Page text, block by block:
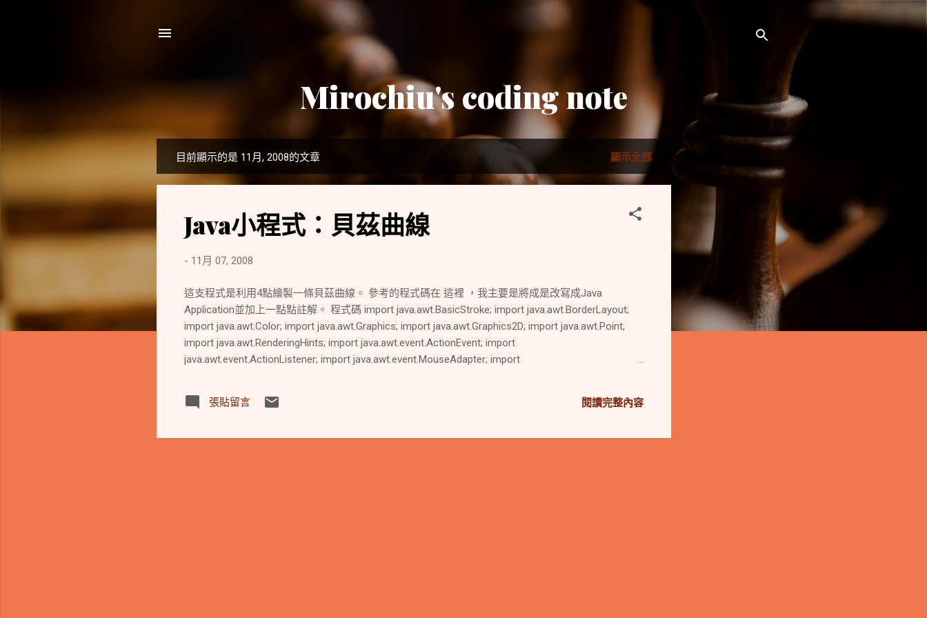
Mirochiu's coding note
表
目前顯示的是 11月, 2008的文章 顯示全部
Java小程式：貝茲曲線
- 11月 07, 2008
這支程式是利用4點繪製一條貝茲曲線。 參考的程式碼在 這裡 ，我主要是將成是改寫成Java
Application並加上一點點註解。 程式碼 import java.awt.BasicStroke; import java.awt.BorderLayout;
import java.awt.Color; import java.awt.Graphics; import java.awt.Graphics2D; import java.awt.Point;
import java.awt.RenderingHints; import java.awt.event.ActionEvent; import
java.awt.event.ActionListener; import java.awt.event.MouseAdapter; import
implements ActionListener { /** * Eclipse 自動產生的數值，請無視。 */ private static final long
numpoints; // 控制點數目 // 貝茲曲線參數 double t; // the time interval double k = .025; // time step
張貼留言 閱讀完整內容